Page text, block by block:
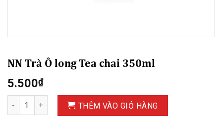
NN Trà Ô long Tea chai 350ml
5.500₫
NN Trà Ô long Tea chai 350ml số lượng
THÊM VÀO GIỎ HÀNG